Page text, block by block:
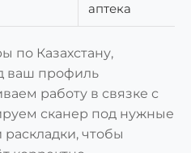
аптека
по Казахстану,
ваш профиль
работу в связке с
сканер под нужные
чтобы